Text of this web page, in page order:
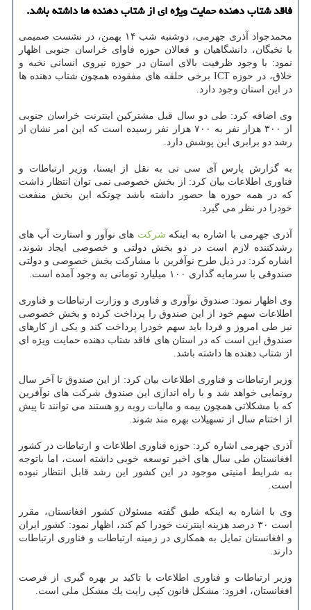
فاقد شتاب دهنده حمایت ویژه ای از شتاب دهنده ها داشته باشد.
محمدجواد آذری جهرمی، دوشنبه شب ۱۴ بهمن، در نشست صمیمی
با نخبگان، دانشگاهیان و فعالان حوزه فاوای خراسان جنوبی اظهار
نمود: با وجود ظرفیت بالای استان در حوزه نیروی انسانی نخبه و
خلاق، در حوزه ICT برخی حلقه های مفقوده همچون شتاب دهنده ها
در این استان وجود دارد.
وی اضافه كرد: طی دو سال قبل مشتركین اینترنت خراسان جنوبی
از ۳۰۰ هزار نفر به ۷۰۰ هزار نفر رسیده است كه این امر نشان از
رشد دو برابری این پوشش دارد.
به گزارش پارس آی سی تی به نقل از ایسنا، وزیر ارتباطات و
فناوری اطلاعات بیان كرد: از بخش خصوصی نمی توان انتظار داشت
كه در همه حوزه ها حضور داشته باشد چونكه این بخش منفعت
خودرا در نظر می گیرد.
آذری جهرمی با اشاره به اینكه شركت های نوآور و استارت آپ های
رشدكننده لازم است در دو بخش دولتی و خصوصی ایجاد شوند،
اشاره كرد: در ذیل طرح نوآفرین با مشاركت بخش خصوصی و دولتی
صندوقی با سرمایه گذاری ۱۰۰ میلیارد تومانی به وجود آمده است.
وی اظهار نمود: صندوق نوآوری و فناوری و وزارت ارتباطات و فناوری
اطلاعات سهم خود از این صندوق را پرداخت كرده و بخش خصوصی
نیز طی امروز و فردا باید سهم خودرا پرداخت كند و یكی از كارهای
صندوق این است كه در استان های فاقد شتاب دهنده حمایت ویژه ای
از شتاب دهنده ها داشته باشد.
وزیر ارتباطات و فناوری اطلاعات بیان كرد: از این صندوق تا آخر سال
رونمایی خواهد شد و با راه اندازی این صندوق شركت های نوآفرین
كه با مشكلاتی همچون بیمه و مالیات روبه رو هستند می توانند تا پیش
از اختتام سال از تسهیلات بهره مند شوند.
آذری جهرمی اشاره كرد: حوزه فناوری اطلاعات و ارتباطات در كشور
افغانستان طی سال های اخیر توسعه خوبی داشته است، اما باتوجه
به شرایط امنیتی موجود در این كشور این رشد قابل انتظار نبوده
است.
وی با اشاره به اینكه طبق گفته مسئولان كشور افغانستان، مقرر
است ۳۰ درصد هزینه اینترنت خودرا كم كند، اظهار نمود: كشور ایران
و افغانستان تمایل به همكاری در زمینه ارتباطات و فناوری ارتباطات
دارند.
وزیر ارتباطات و فناوری اطلاعات با تاكید بر بهره گیری از فرصت
افغانستان، افزود: مشكل قانون كپی رایت یك مشكل ملی است.